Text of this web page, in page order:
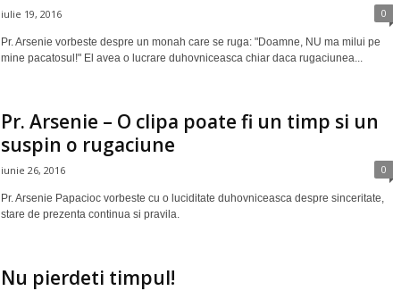
iulie 19, 2016 0
Pr. Arsenie vorbeste despre un monah care se ruga: "Doamne, NU ma milui pe
mine pacatosul!" El avea o lucrare duhovniceasca chiar daca rugaciunea...
Pr. Arsenie – O clipa poate fi un timp si un
suspin o rugaciune
iunie 26, 2016 0
Pr. Arsenie Papacioc vorbeste cu o luciditate duhovniceasca despre sinceritate,
stare de prezenta continua si pravila.
Nu pierdeti timpul!